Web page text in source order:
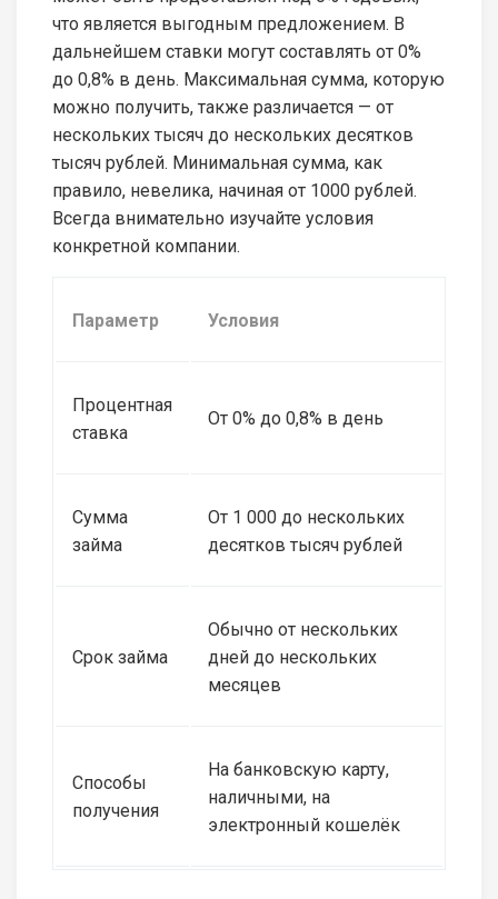
что является выгодным предложением. В
дальнейшем ставки могут составлять от 0%
до 0,8% в день. Максимальная сумма, которую
можно получить, также различается — от
нескольких тысяч до нескольких десятков
тысяч рублей. Минимальная сумма, как
правило, невелика, начиная от 1000 рублей.
Всегда внимательно изучайте условия
конкретной компании.
Параметр Условия
Процентная
ставка
От 0% до 0,8% в день
Сумма
займа
От 1 000 до нескольких
десятков тысяч рублей
Срок займа
Обычно от нескольких
дней до нескольких
месяцев
Способы
получения
На банковскую карту,
наличными, на
электронный кошелёк